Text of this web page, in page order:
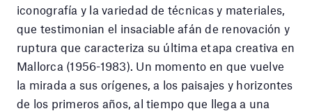
iconografía y la variedad de técnicas y materiales,
que testimonian el insaciable afán de renovación y
ruptura que caracteriza su última etapa creativa en
Mallorca (1956-1983). Un momento en que vuelve
la mirada a sus orígenes, a los paisajes y horizontes
de los primeros años, al tiempo que llega a una